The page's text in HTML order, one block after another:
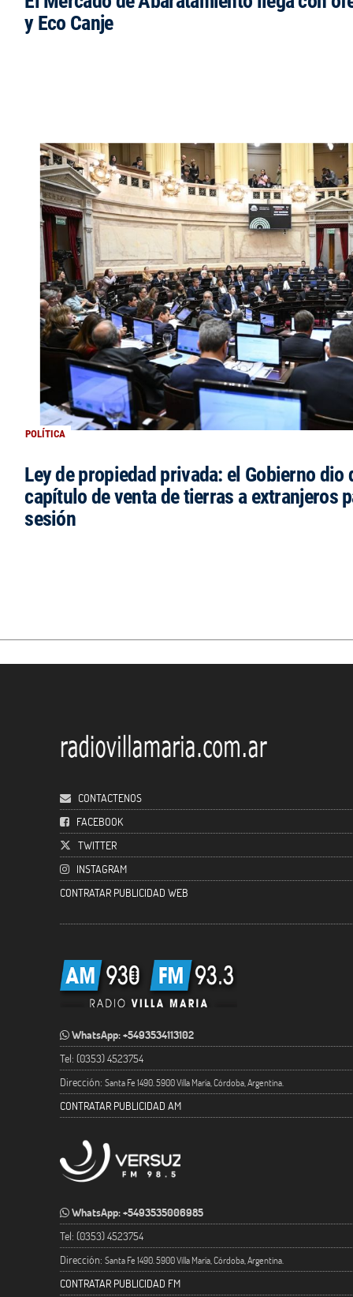
y Eco Canje
POLÍTICA
Ley de propiedad privada: el Gobierno dio
capítulo de venta de tierras a extranjeros
sesión
CONTACTENOS
FACEBOOK
TWITTER
INSTAGRAM
CONTRATAR PUBLICIDAD WEB
WhatsApp: +5493534113102
Tel: (0353) 4523754
Dirección: Santa Fe 1490. 5900 Villa María, Córdoba, Argentina.
CONTRATAR PUBLICIDAD AM
WhatsApp: +5493535006985
Tel: (0353) 4523754
Dirección: Santa Fe 1490. 5900 Villa María, Córdoba, Argentina.
CONTRATAR PUBLICIDAD FM